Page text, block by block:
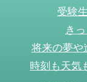
受験
き
将来の夢や
時刻も天気